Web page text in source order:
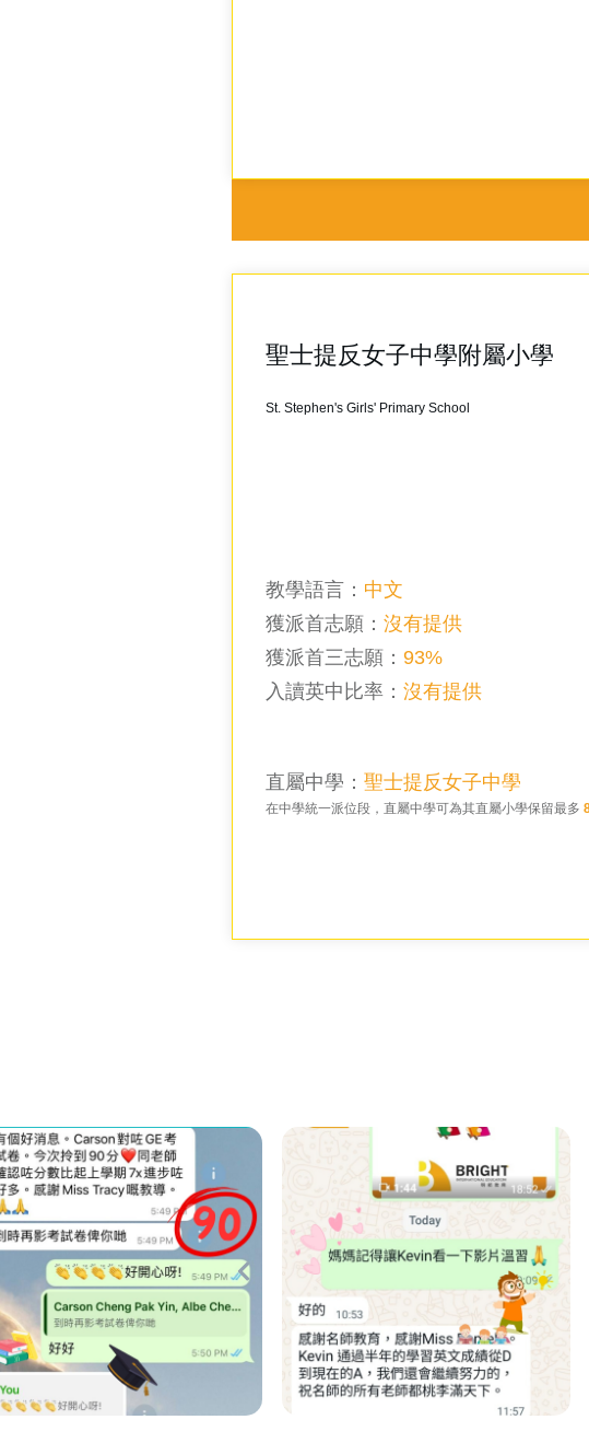
聖士提反女子中學附屬小學
St. Stephen's Girls' Primary School
教學語言： 中文
獲派首志願： 沒有提供
獲派首三志願： 93%
入讀英中比率 ： 沒有提供
直屬中學： 聖士提反女子中學
在中學統一派位段，直屬中學可為其直屬小學保留最多